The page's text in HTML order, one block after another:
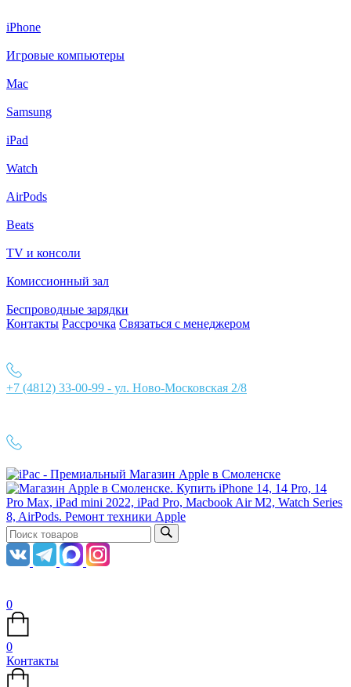
iPhone
Игровые компьютеры
Mac
Samsung
iPad
Watch
AirPods
Beats
TV и консоли
Комиссионный зал
Беспроводные зарядки
Контакты Рассрочка Связаться с менеджером
+7 (4812) 33-00-99 - ул. Ново-Московская 2/8
0
0
Контакты